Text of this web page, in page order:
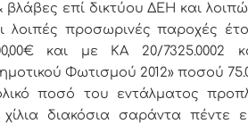
επί δικτύου ΔΕΗ και
λοιπές προσωρινές παροχές
και με ΚΑ 20/7325.0002
Φωτισμού 2012» ποσού
ποσό του εντάλματος
χίλια διακόσια σαράντα πέντε